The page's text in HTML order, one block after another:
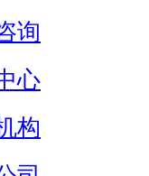
询
心
构